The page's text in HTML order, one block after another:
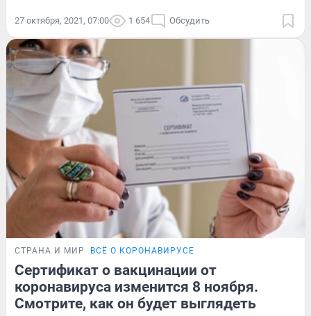
27 октября, 2021, 07:00 1 654 Обсудить
СТРАНА И МИР ВСЁ О КОРОНАВИРУСЕ
Сертификат о вакцинации от
коронавируса изменится 8 ноября.
Смотрите, как он будет выглядеть